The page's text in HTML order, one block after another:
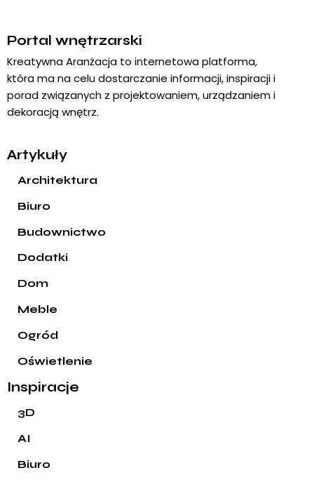
Portal wnętrzarski
Kreatywna Aranżacja to internetowa platforma,
która ma na celu dostarczanie informacji, inspiracji i
porad związanych z projektowaniem, urządzaniem i
dekoracją wnętrz.
Artykuły
Architektura
Biuro
Budownictwo
Dodatki
Dom
Meble
Ogród
Oświetlenie
Inspiracje
3D
AI
Biuro